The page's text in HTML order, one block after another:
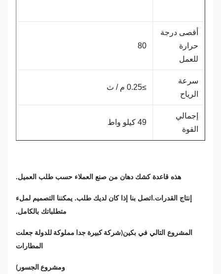
أقصى درجة
حرارة
للعمل
سرعة
إجمالي
هذه قاعدة كشك دهان من صنع العملاء حسب طلب العميل.
إنتاج القدرات.اتصل بنا إذا كان لديك طلب. يمكننا التصميم لملء
متطلباتك بالكامل.
المشروع التالي في بكين (شركة كبيرة جدا مملوكة للدولة جعلت
المطارات
ومشروع الجسور)